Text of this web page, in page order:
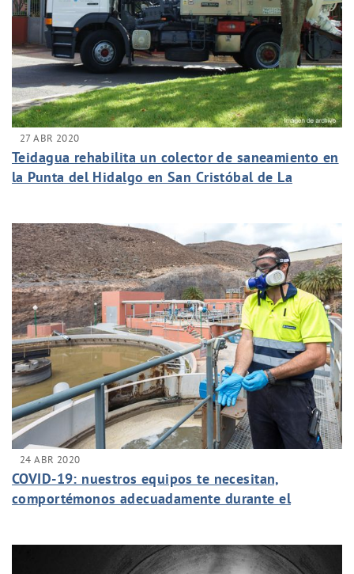
27 ABR 2020
Teidagua rehabilita un colector de saneamiento en
la Punta del Hidalgo en San Cristóbal de La
24 ABR 2020
COVID-19: nuestros equipos te necesitan,
comportémonos adecuadamente durante el